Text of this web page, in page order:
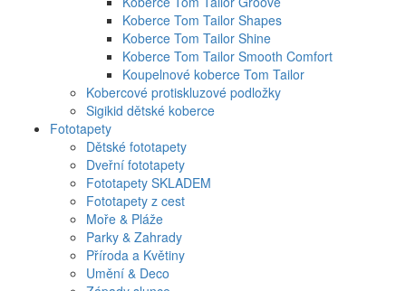
Koberce Tom Tailor Shapes
Koberce Tom Tailor Shine
Koberce Tom Tailor Smooth Comfort
Koupelnové koberce Tom Tailor
Kobercové protiskluzové podložky
Sigikid dětské koberce
Fototapety
Dětské fototapety
Dveřní fototapety
Fototapety SKLADEM
Fototapety z cest
Moře & Pláže
Parky & Zahrady
Příroda a Květiny
Umění & Deco